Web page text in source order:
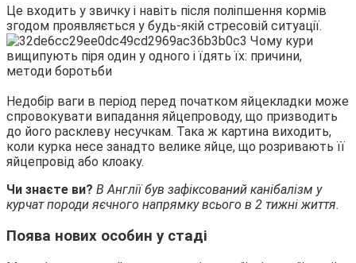
Це входить у звичку і навіть після поліпшення кормів
згодом проявляється у будь-якій стресовій ситуації.
Недобір ваги в період перед початком яйцекладки може
спровокувати випадання яйцепроводу, що призводить
до його расклеву несучкам. Така ж картина виходить,
коли курка несе занадто велике яйце, що розривають її
яйцепровід або клоаку.
Чи знаєте ви? В Англії був зафіксований канібалізм у
курчат породи яєчного напрямку всього в 2 тижні життя.
Поява нових особин у стаді